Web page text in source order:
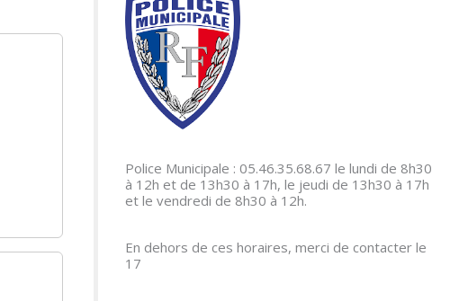
Police Municipale : 05.46.35.68.67 le lundi de 8h30
à 12h et de 13h30 à 17h, le jeudi de 13h30 à 17h
et le vendredi de 8h30 à 12h.
En dehors de ces horaires, merci de contacter le
17